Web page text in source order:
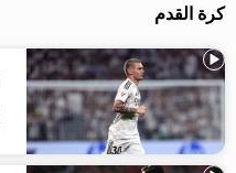
احصل على beIN
معلومات عن هذا الموقع
كرة القدم